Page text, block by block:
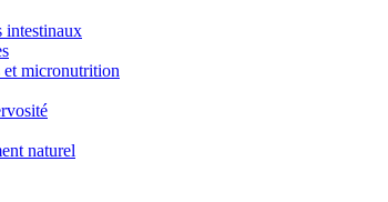
intestinaux
et micronutrition
naturel